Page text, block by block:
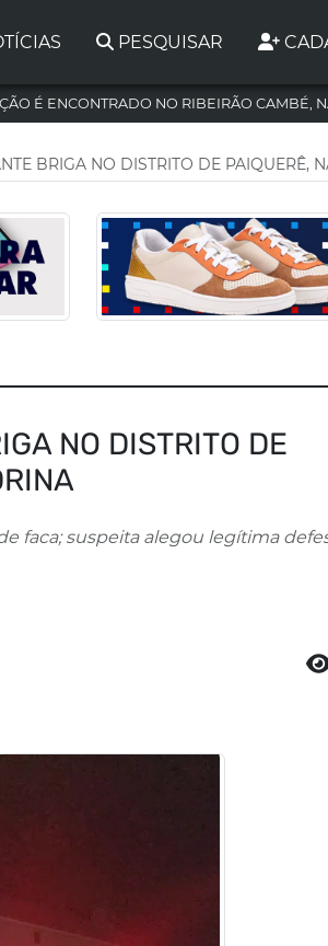
PESQUISAR
É ENCONTRADO NO RIBEIRÃO CAMBÉ,
BRIGA NO DISTRITO DE PAIQUERÊ,
NO DISTRITO DE
faca; suspeita alegou legítima